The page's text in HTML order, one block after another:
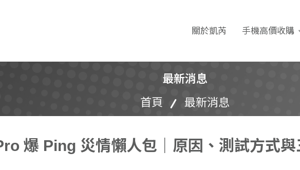
收購｜二手機買賣｜無
關於凱芮 手機高價收購
最新消息
首頁
最新消息
爆 Ping 災情懶人包｜原因、測試方式與